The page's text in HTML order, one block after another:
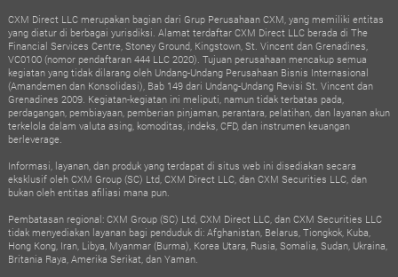
CXM Direct LLC merupakan bagian dari Grup Perusahaan CXM, yang memiliki entitas
yang diatur di berbagai yurisdiksi. Alamat terdaftar CXM Direct LLC berada di The
Financial Services Centre, Stoney Ground, Kingstown, St. Vincent dan Grenadines,
VC0100 (nomor pendaftaran 444 LLC 2020). Tujuan perusahaan mencakup semua
kegiatan yang tidak dilarang oleh Undang-Undang Perusahaan Bisnis Internasional
(Amandemen dan Konsolidasi), Bab 149 dari Undang-Undang Revisi St. Vincent dan
Grenadines 2009. Kegiatan-kegiatan ini meliputi, namun tidak terbatas pada,
perdagangan, pembiayaan, pemberian pinjaman, perantara, pelatihan, dan layanan akun
terkelola dalam valuta asing, komoditas, indeks, CFD, dan instrumen keuangan
berleverage.
Informasi, layanan, dan produk yang terdapat di situs web ini disediakan secara
eksklusif oleh CXM Group (SC) Ltd, CXM Direct LLC, dan CXM Securities LLC, dan
bukan oleh entitas afiliasi mana pun.
Pembatasan regional: CXM Group (SC) Ltd, CXM Direct LLC, dan CXM Securities LLC
tidak menyediakan layanan bagi penduduk di: Afghanistan, Belarus, Tiongkok, Kuba,
Hong Kong, Iran, Libya, Myanmar (Burma), Korea Utara, Rusia, Somalia, Sudan, Ukraina,
Britania Raya, Amerika Serikat, dan Yaman.